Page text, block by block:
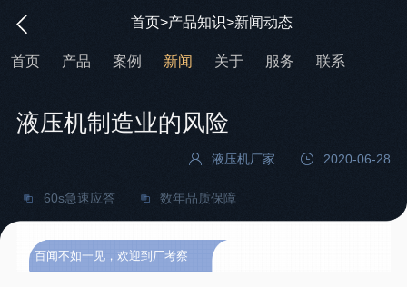
首页>产品知识>新闻动态
首页 产品 案例 新闻 关于 服务 联系
液压机制造业的风险
液压机厂家 2020-06-28
60s急速应答 数年品质保障
百闻不如一见，欢迎到厂考察